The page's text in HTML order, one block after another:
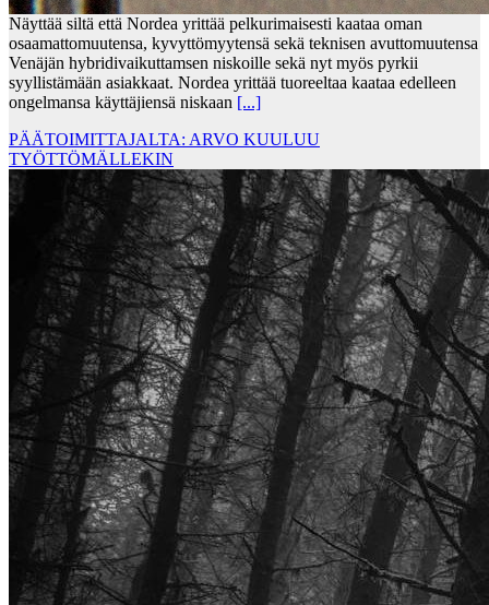
Näyttää siltä että Nordea yrittää pelkurimaisesti kaataa oman
osaamattomuutensa, kyvyttömyytensä sekä teknisen avuttomuutensa
Venäjän hybridivaikuttamsen niskoille sekä nyt myös pyrkii
syyllistämään asiakkaat. Nordea yrittää tuoreeltaa kaataa edelleen
ongelmansa käyttäjiensä niskaan [...]
PÄÄTOIMITTAJALTA: ARVO KUULUU
TYÖTTÖMÄLLEKIN